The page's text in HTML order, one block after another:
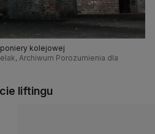
kolejowej
Archiwum Porozumienia dla
liftingu